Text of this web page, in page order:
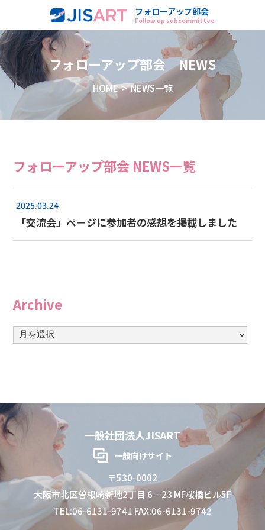
フォローアップ部会
Follow up subcommittee
フォローアップ部会 NEWS
HOME> NEWS一覧
フォローアップ部会 NEWS一覧
2025.03.24
「交流会」ページに参加者の感想を掲載しました
Archive
一般社団法人JISART
一般向けサイト
〒530-0002
大阪市北区曽根崎新地2丁目 6－23 MF桜橋ビル5F
TEL:06-6131-9741 FAX:06-6131-9742